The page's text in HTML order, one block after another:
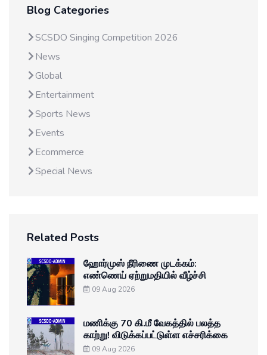
Blog Categories
SCSDO Singing Competition 2026
News
Global
Entertainment
Sports News
Events
Ecommerce
Special News
Related Posts
ஹோர்முஸ் நீரிணை முடக்கம்:
எண்ணெய் ஏற்றுமதியில் வீழ்ச்சி
09 Aug 2026
மணிக்கு 70 கி.மீ வேகத்தில் பலத்த
காற்று! விடுக்கப்பட்டுள்ள எச்சரிக்கை
09 Aug 2026